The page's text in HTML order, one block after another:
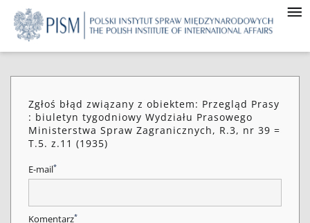
Zgłoś błąd związany z obiektem: Przegląd Prasy
: biuletyn tygodniowy Wydziału Prasowego
Ministerstwa Spraw Zagranicznych, R.3, nr 39 =
T.5. z.11 (1935)
E-mail*
Komentarz*